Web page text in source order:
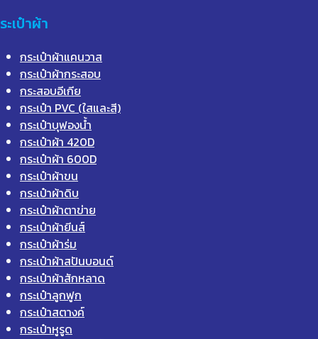
ะเป๋าผ้า
กระเป๋าผ้าแคนวาส
กระเป๋าผ้ากระสอบ
กระสอบอีเกีย
กระเป๋า PVC (ใสและสี)
กระเป๋าบุฟองน้ำ
กระเป๋าผ้า 420D
กระเป๋าผ้า 600D
กระเป๋าผ้าขน
กระเป๋าผ้าดิบ
กระเป๋าผ้าตาข่าย
กระเป๋าผ้ายีนส์
กระเป๋าผ้าร่ม
กระเป๋าผ้าสปันบอนด์
กระเป๋าผ้าสักหลาด
กระเป๋าลูกฟูก
กระเป๋าสตางค์
กระเป๋าหูรูด